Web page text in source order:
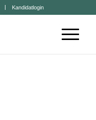
Kandidatlogin